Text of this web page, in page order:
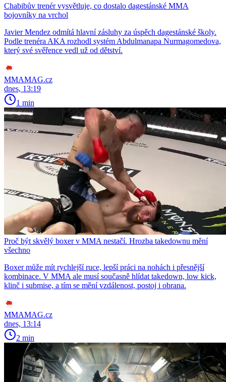
Chabibův trenér vysvětluje, co dostalo dagestánské MMA
bojovníky na vrchol
Javier Mendez odmítá hlavní zásluhy za úspěch dagestánské školy.
Podle trenéra AKA rozhodl systém Abdulmanapa Nurmagomedova,
který své svěřence vedl už od dětství.
MMAMAG.cz
dnes, 13:19
1 min
Proč být skvělý boxer v MMA nestačí. Hrozba takedownu mění
všechno
Boxer může mít rychlejší ruce, lepší práci na nohách i přesnější
kombinace. V MMA ale musí současně hlídat takedown, low kick,
klinč i submise, a tím se mění vzdálenost, postoj i obrana.
MMAMAG.cz
dnes, 13:14
2 min